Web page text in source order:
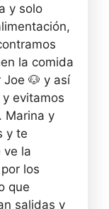
y solo
la comida
🐶 y así
evitamos
Marina y
y te
ve la
los
que
salidas y